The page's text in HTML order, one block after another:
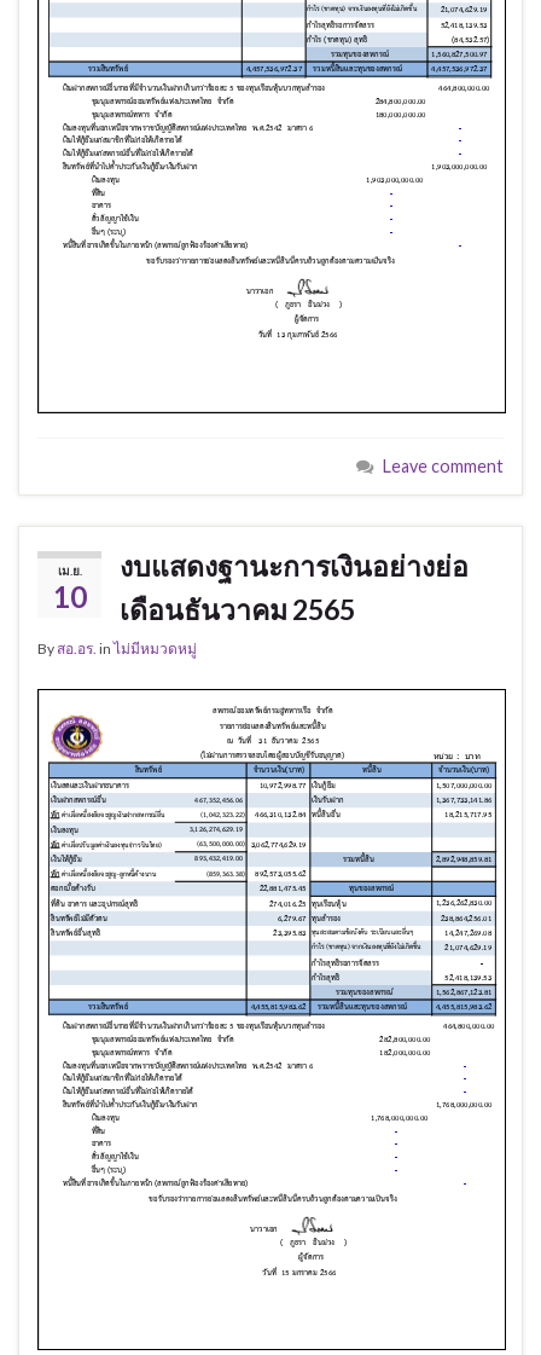
Leave comment
เม.ย.
10
งบแสดงฐานะการเงินอย่างย่อ
เดือนธันวาคม 2565
By สอ.อร. inไม่มีหมวดหมู่